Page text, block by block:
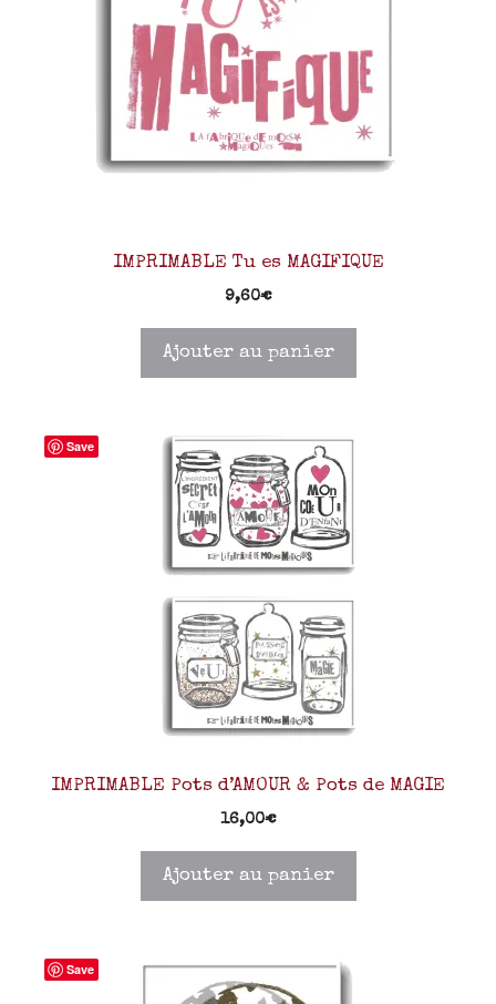
IMPRIMABLE Tu es MAGIFIQUE
9,60€
Ajouter au panier
Save
IMPRIMABLE Pots d’AMOUR & Pots de MAGIE
16,00€
Ajouter au panier
Save